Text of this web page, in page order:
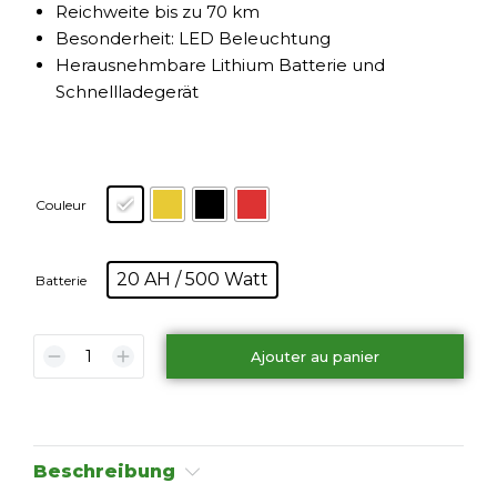
Reichweite bis zu 70 km
Besonderheit: LED Beleuchtung
Herausnehmbare Lithium Batterie und
Schnellladegerät
Couleur
Batterie 20 AH / 500 Watt
Ajouter au panier
Beschreibung